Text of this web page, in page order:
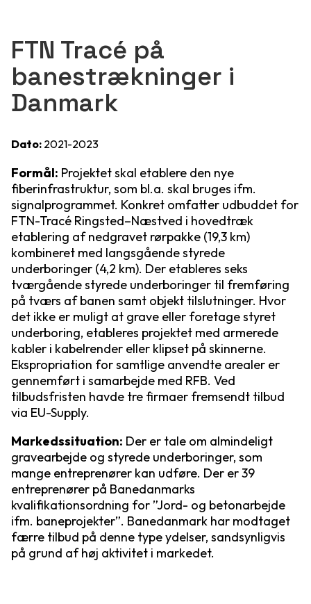
FTN Tracé på
banestrækninger i
Danmark
Dato: 2021-2023
Formål: Projektet skal etablere den nye
fiberinfrastruktur, som bl.a. skal bruges ifm.
signalprogrammet. Konkret omfatter udbuddet for
FTN-Tracé Ringsted–Næstved i hovedtræk
etablering af nedgravet rørpakke (19,3 km)
kombineret med langsgående styrede
underboringer (4,2 km). Der etableres seks
tværgående styrede underboringer til fremføring
på tværs af banen samt objekt tilslutninger. Hvor
det ikke er muligt at grave eller foretage styret
underboring, etableres projektet med armerede
kabler i kabelrender eller klipset på skinnerne.
Ekspropriation for samtlige anvendte arealer er
gennemført i samarbejde med RFB. Ved
tilbudsfristen havde tre firmaer fremsendt tilbud
via EU-Supply.
Markedssituation: Der er tale om almindeligt
gravearbejde og styrede underboringer, som
mange entreprenører kan udføre. Der er 39
entreprenører på Banedanmarks
kvalifikationsordning for ”Jord- og betonarbejde
ifm. baneprojekter”. Banedanmark har modtaget
færre tilbud på denne type ydelser, sandsynligvis
på grund af høj aktivitet i markedet.